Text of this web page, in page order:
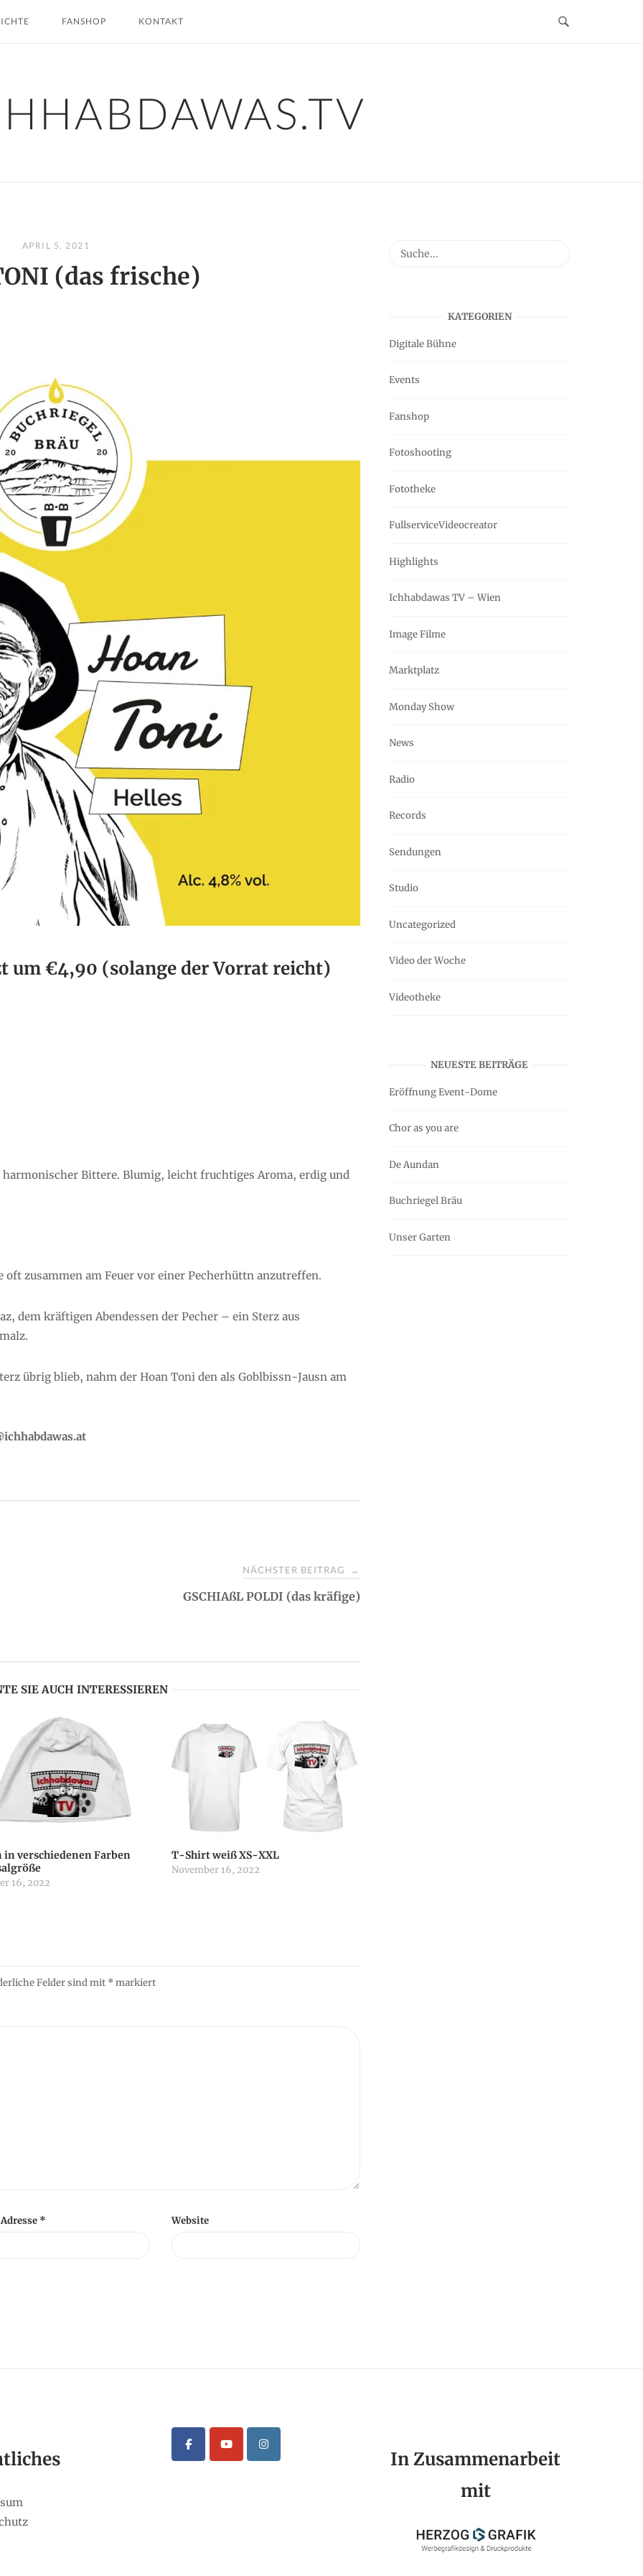
FANSHOP KONTAKT
APRIL 5, 2021
(das frische)
um €4,90 (solange der Vorrat reicht)
Bittere. Blumig, leicht fruchtiges Aroma, erdig und
oft zusammen am Feuer vor einer Pecherhüttn anzutreffen.
dem kräftigen Abendessen der Pecher – ein Sterz aus
übrig blieb, nahm der Hoan Toni den als Goblbissn-Jausn am
NÄCHSTER BEITRAG →
GSCHIAßL POLDI (das kräfige)
SIE AUCH INTERESSIEREN
in verschiedenen Farben
16, 2022
T-Shirt weiß XS-XXL
November 16, 2022
Felder sind mit * markiert
* Website
KATEGORIEN
Digitale Bühne
Events
Fanshop
Fotoshooting
Fototheke
FullserviceVideocreator
Highlights
Ichhabdawas TV – Wien
Image Filme
Marktplatz
Monday Show
News
Radio
Records
Sendungen
Studio
Uncategorized
Video der Woche
Videotheke
NEUESTE BEITRÄGE
Eröffnung Event-Dome
Chor as you are
De Aundan
Buchriegel Bräu
Unser Garten
In Zusammenarbeit
mit